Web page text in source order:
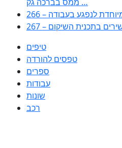
מיוחדת לנפגע בעבודה
בתכנית השיקום
טיפים
טפסים להורדה
ספרים
עבודות
שונות
רכב